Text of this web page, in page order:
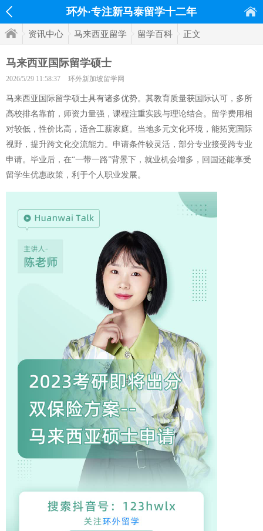
环外·专注新马泰留学十二年
资讯中心 马来西亚留学 留学百科 正文
马来西亚国际留学硕士
2026/5/29 11:58:37 环外新加坡留学网
马来西亚国际留学硕士具有诸多优势。其教育质量获国际认可，多所
高校排名靠前，师资力量强，课程注重实践与理论结合。留学费用相
对较低，性价比高，适合工薪家庭。当地多元文化环境，能拓宽国际
视野，提升跨文化交流能力。申请条件较灵活，部分专业接受跨专业
申请。毕业后，在“一带一路”背景下，就业机会增多，回国还能享受
留学生优惠政策，利于个人职业发展。